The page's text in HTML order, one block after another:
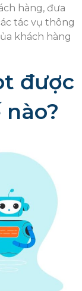
hàng, đưa
tác vụ thông
khách hàng
được